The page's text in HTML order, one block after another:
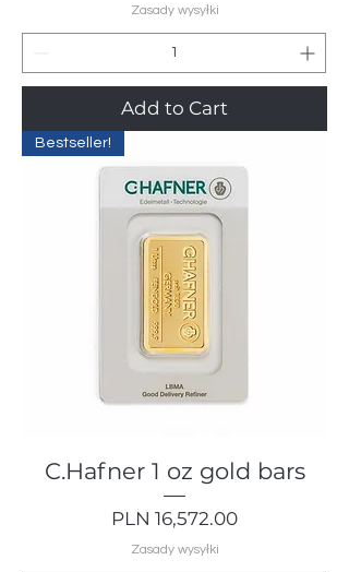
Zasady wysyłki
Add to Cart
Bestseller!
C.Hafner 1 oz gold bars
Price
PLN 16,572.00
Zasady wysyłki